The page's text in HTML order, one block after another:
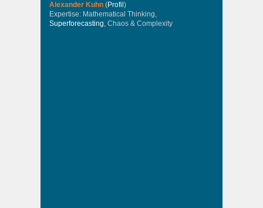
Alexander Kuhn (Profil )
Expertise: Mathematical Thinking,
Superforecasting, Chaos & Complexity